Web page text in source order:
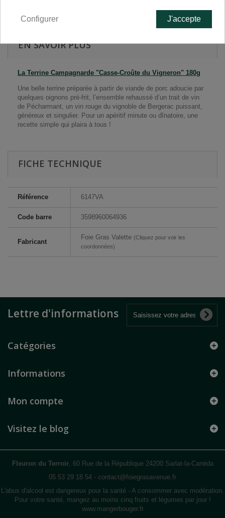
EN SAVOIR PLUS
La Terrine Campagnarde "Casse-Croûte du Vigneron" 180g
Une belle terrine préparée à partir de viande de porc adoucie par
quelques oignons pré-frit, l’ensemble rehaussé d’un trait de vin
de Pécharmant, un vin rouge du vignoble de Bergerac puissant,
généreux et singulier. Pour un apéritif minute ou dînatoire, une
recette simple qui plaira à tous !
FICHE TECHNIQUE
Référence 6147VA
Code barre 3598960064936
Fabricant
Foie Gras Valette (Cliquez pour voir les
coordonnées)
Lettre d'informations
Catégories
Informations
Mon compte
Visitez le blog
Fleuron du Terroir, 60 Rue de la République 24200 Sarlat-la-Canéda
05 53 29 18 54 - contact@foiegrasavenue.fr
L'abus d'alcool est dangereux pour la santé - A consommer avec modération.
Pour votre santé, mangez au moins cinq fruits et légumes par jour !
www.mangerbouger.fr
J'accepte
Configurer